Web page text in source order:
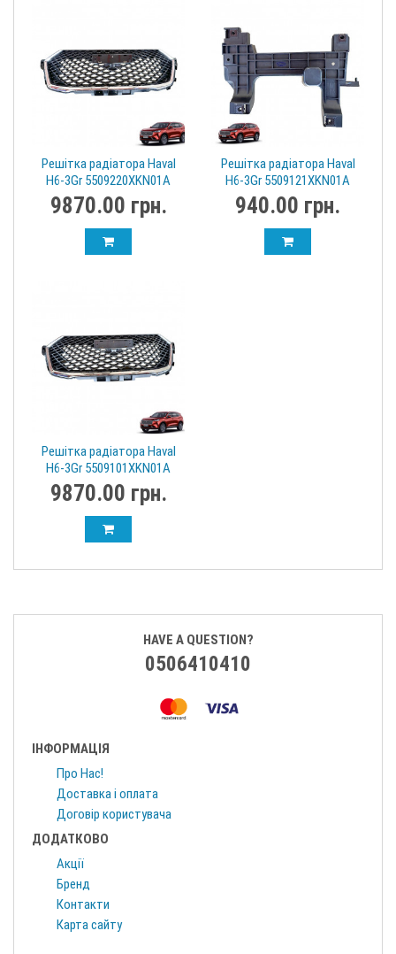
Решітка радіатора Haval
H6-3Gr 5509220XKN01A
9870.00 грн.
Решітка радіатора Haval
H6-3Gr 5509121XKN01A
Хавал
940.00 грн.
Решітка радіатора Haval
H6-3Gr 5509101XKN01A
Хавал
9870.00 грн.
HAVE A QUESTION?
0506410410
ІНФОРМАЦІЯ
Про Нас!
Доставка і оплата
Договір користувача
ДОДАТКОВО
Акції
Бренд
Контакти
Карта сайту